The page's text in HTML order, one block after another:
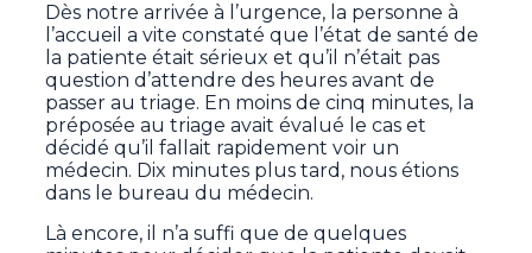
Dès notre arrivée à l’urgence, la personne à
l’accueil a vite constaté que l’état de santé de
la patiente était sérieux et qu’il n’était pas
question d’attendre des heures avant de
passer au triage. En moins de cinq minutes, la
préposée au triage avait évalué le cas et
décidé qu’il fallait rapidement voir un
médecin. Dix minutes plus tard, nous étions
dans le bureau du médecin.
Là encore, il n’a suffi que de quelques